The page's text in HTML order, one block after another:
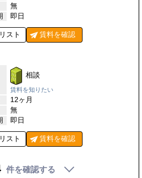
無
即日
スト 賃料を確認
相談
賃料を知りたい
12ヶ月
無
即日
スト 賃料を確認
件を確認する